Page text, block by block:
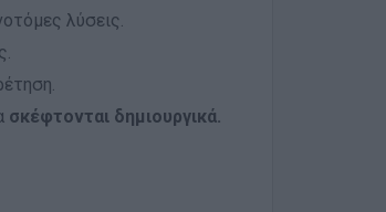
λύσεις.
σκέφτονται δημιουργικά.